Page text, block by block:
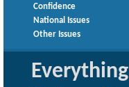
Confidence
National Issues
Other Issues